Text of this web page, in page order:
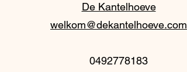
De Kantelhoeve
welkom@dekantelhoeve.com
0492778183